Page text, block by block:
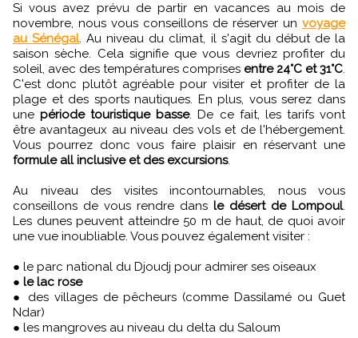
Si vous avez prévu de partir en vacances au mois de
novembre, nous vous conseillons de réserver un voyage
au Sénégal. Au niveau du climat, il s'agit du début de la
saison sèche. Cela signifie que vous devriez profiter du
soleil, avec des températures comprises entre 24°C et 31°C.
C'est donc plutôt agréable pour visiter et profiter de la
plage et des sports nautiques. En plus, vous serez dans
unepériode touristique basse. De ce fait, les tarifs vont
être avantageux au niveau des vols et de l'hébergement.
Vous pourrez donc vous faire plaisir en réservant une
formule all inclusive et des excursions.
Au niveau des visites incontournables, nous vous
conseillons de vous rendre dans le désert de Lompoul.
Les dunes peuvent atteindre 50 m de haut, de quoi avoir
une vue inoubliable. Vous pouvez également visiter :
● le parc national du Djoudj pour admirer ses oiseaux
● le lac rose
● des villages de pêcheurs (comme Dassilamé ou Guet
Ndar)
● les mangroves au niveau du delta du Saloum